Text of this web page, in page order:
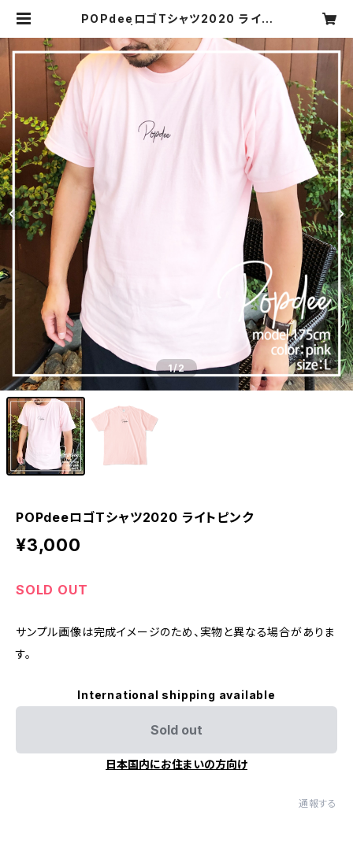
POPdeeロゴTシャツ2020 ライト
1/2
POPdeeロゴTシャツ2020 ライトピンク
¥3,000
SOLD OUT
サンプル画像は完成イメージのため、実物と異なる場合がありま
す。
International shipping available
Sold out
日本国内にお住まいの方向け
通報する